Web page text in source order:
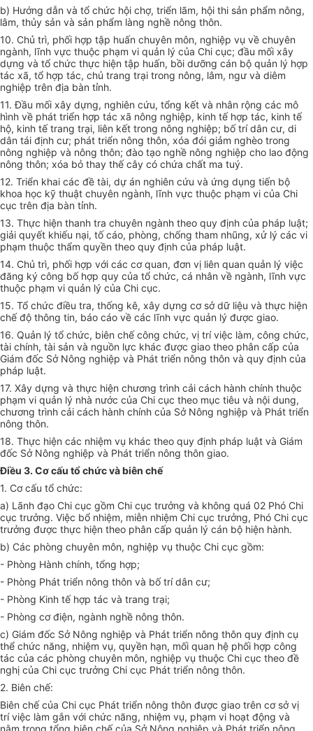
b) Hướng dẫn và tổ chức hội chợ, triển lãm, hội thi sản phẩm nông,
lâm, thủy sản và sản phẩm làng nghề nông thôn.
10. Chủ trì, phối hợp tập huấn chuyên môn, nghiệp vụ về chuyên
ngành, lĩnh vực thuộc phạm vi quản lý của Chi cục; đầu mối xây
dựng và tổ chức thực hiện tập huấn, bồi dưỡng cán bộ quản lý hợp
tác xã, tổ hợp tác, chủ trang trại trong nông, lâm, ngư và diêm
nghiệp trên địa bàn tỉnh.
11. Đầu mối xây dựng, nghiên cứu, tổng kết và nhân rộng các mô
hình về phát triển hợp tác xã nông nghiệp, kinh tế hợp tác, kinh tế
hộ, kinh tế trang trại, liên kết trong nông nghiệp; bố trí dân cư, di
dân tái định cư; phát triển nông thôn, xóa đói giảm nghèo trong
nông nghiệp và nông thôn; đào tạo nghề nông nghiệp cho lao động
nông thôn; xóa bỏ thay thế cây có chứa chất ma tuý.
12. Triển khai các đề tài, dự án nghiên cứu và ứng dụng tiến bộ
khoa học kỹ thuật chuyên ngành, lĩnh vực thuộc phạm vi của Chi
cục trên địa bàn tỉnh.
13. Thực hiện thanh tra chuyên ngành theo quy định của pháp luật;
giải quyết khiếu nại, tố cáo, phòng, chống tham nhũng, xử lý các vi
phạm thuộc thẩm quyền theo quy định của pháp luật.
14. Chủ trì, phối hợp với các cơ quan, đơn vị liên quan quản lý việc
đăng ký công bố hợp quy của tổ chức, cá nhân về ngành, lĩnh vực
thuộc phạm vi quản lý của Chi cục.
15. Tổ chức điều tra, thống kê, xây dựng cơ sở dữ liệu và thực hiện
chế độ thông tin, báo cáo về các lĩnh vực quản lý được giao.
16. Quản lý tổ chức, biên chế công chức, vị trí việc làm, công chức,
tài chính, tài sản và nguồn lực khác được giao theo phân cấp của
Giám đốc Sở Nông nghiệp và Phát triển nông thôn và quy định của
pháp luật.
17. Xây dựng và thực hiện chương trình cải cách hành chính thuộc
phạm vi quản lý nhà nước của Chi cục theo mục tiêu và nội dung,
chương trình cải cách hành chính của Sở Nông nghiệp và Phát triển
nông thôn.
18. Thực hiện các nhiệm vụ khác theo quy định pháp luật và Giám
đốc Sở Nông nghiệp và Phát triển nông thôn giao.
Điều 3. Cơ cấu tổ chức và biên chế
1. Cơ cấu tổ chức:
a) Lãnh đạo Chi cục gồm Chi cục trưởng và không quá 02 Phó Chi
cục trưởng. Việc bổ nhiệm, miễn nhiệm Chi cục trưởng, Phó Chi cục
trưởng được thực hiện theo phân cấp quản lý cán bộ hiện hành.
b) Các phòng chuyên môn, nghiệp vụ thuộc Chi cục gồm:
- Phòng Hành chính, tổng hợp;
- Phòng Phát triển nông thôn và bố trí dân cư;
- Phòng Kinh tế hợp tác và trang trại;
- Phòng cơ điện, ngành nghề nông thôn.
c) Giám đốc Sở Nông nghiệp và Phát triển nông thôn quy định cụ
thể chức năng, nhiệm vụ, quyền hạn, mối quan hệ phối hợp công
tác của các phòng chuyên môn, nghiệp vụ thuộc Chi cục theo đề
nghị của Chi cục trưởng Chi cục Phát triển nông thôn.
2. Biên chế:
Biên chế của Chi cục Phát triển nông thôn được giao trên cơ sở vị
trí việc làm gắn với chức năng, nhiệm vụ, phạm vi hoạt động và
nằm trong tổng biên chế của Sở Nông nghiệp và Phát triển nông